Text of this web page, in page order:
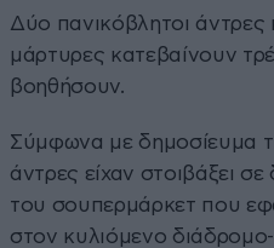
Δύο πανικόβλητοι άντρες
μάρτυρες κατεβαίνουν
βοηθήσουν.
Σύμφωνα με δημοσίευμα
άντρες είχαν στοιβάξει
του σουπερμάρκετ που
στον κυλιόμενο